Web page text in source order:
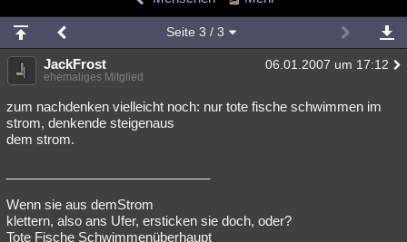
Chat Wiki Neuigkeiten
meine Rubriken
Menschen Wissenschaft Mystery Kriminalfälle
Spiritualität Verschwörungen Technologie Ufologie
Natur Umfragen
Astronomie Helpdesk Gruppen Gaming
Seite 3 / 3
JackFrost 06.01.2007 um 17:12
ehemaliges Mitglied
zum nachdenken vielleicht noch: nur tote fische schwimmen im
strom, denkende steigenaus
dem strom.
Wenn sie aus demStrom
klettern, also ans Ufer, ersticken sie doch, oder?
Tote Fische Schwimmenüberhaupt